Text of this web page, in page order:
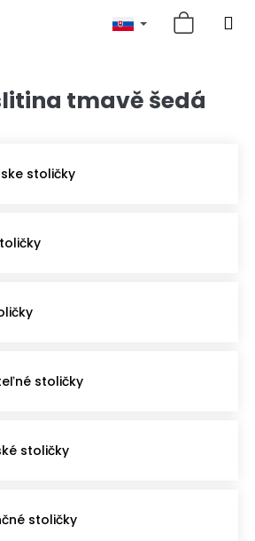
tmavě šedá
stoličky
stoličky
stoličky
stoličky